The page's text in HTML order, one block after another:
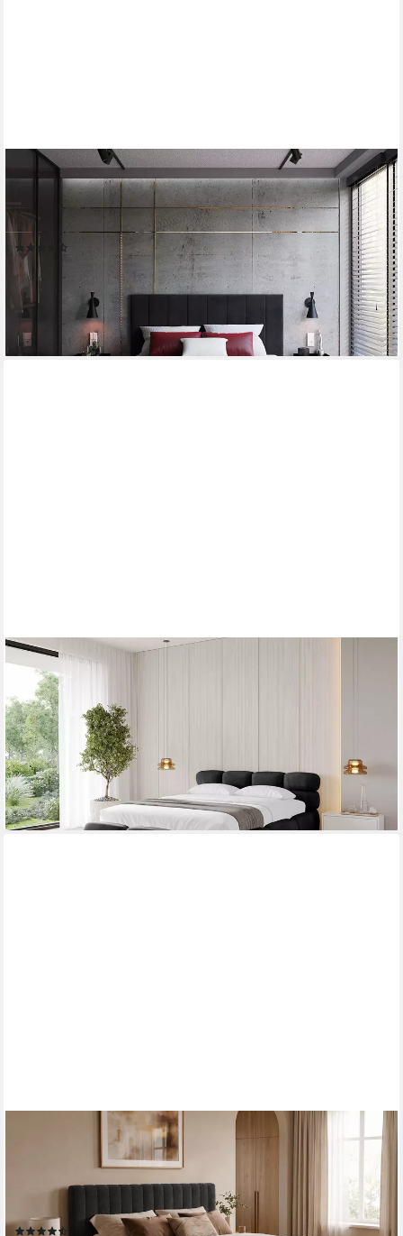
THEMATYS
Polsterbett 120x200–180x200 cm – Samt Velours Bett mit
Bettkasten & Lattenrost (Optional mit 23 cm Taschenfederkern-
Matratze H2, hydraulisches Stauraumbett)
ab 609,00 € 819,00 €
-26%
lieferbar in 3 Wochen
ALTDECOR
Polsterbett NOMA-v1 (Polsterbett mit Bettkasten und Lattenrost,
Boxbett ohne Matratze), Doppelbett mit Stauraum, Bett mit
Kopfteil
ab 879,90 € UVP1.139,00 €
-23%
lieferbar in 2 Wochen
+5
Polsterbett MOIVRE, vertikale Steppung in Rillenoptik, wahlweise
mit Bettkasten (Breite Liegefläche 120, 140, 160 oder 180cm),
Stauraumbett, gepolstertes Kopfteil, ohne Matratze, modernes
Design